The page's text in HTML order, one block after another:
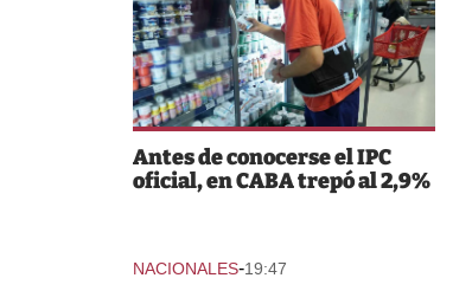
Antes de conocerse el IPC
oficial, en CABA trepó al 2,9%
NACIONALES-19:47